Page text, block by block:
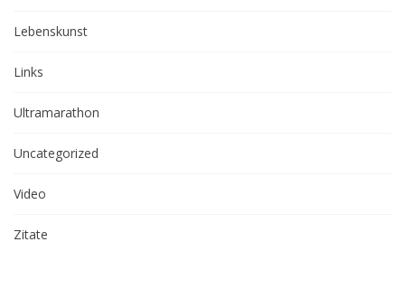
Lebenskunst
Links
Ultramarathon
Uncategorized
Video
Zitate